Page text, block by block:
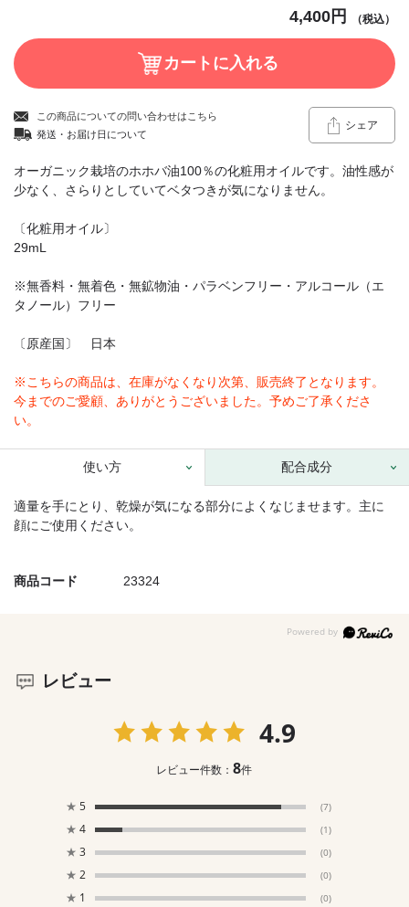
4,400円 （税込）
商品コード 23324
この商品についての問い合わせはこちら
発送・お届け日について
シェア
オーガニック栽培のホホバ油100％の化粧用オイルです。油性感が
少なく、さらりとしていてベタつきが気になりません。
〔化粧用オイル〕
29mL
※無香料・無着色・無鉱物油・パラベンフリー・アルコール（エ
タノール）フリー
〔原産国〕 日本
※こちらの商品は、在庫がなくなり次第、販売終了となります。
今までのご愛顧、ありがとうございました。予めご了承くださ
い。
使い方 配合成分
適量を手にとり、乾燥が気になる部分によくなじませます。主に
顔にご使用ください。
レビュー
4.9
レビュー件数：8件
★ 5 (7)
★ 4 (1)
★ 3 (0)
★ 2 (0)
★ 1 (0)